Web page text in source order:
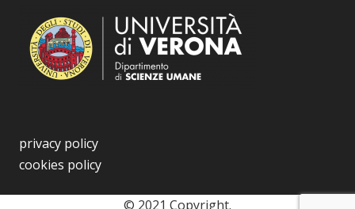
privacy policy
cookies policy
© 2021 Copyright.